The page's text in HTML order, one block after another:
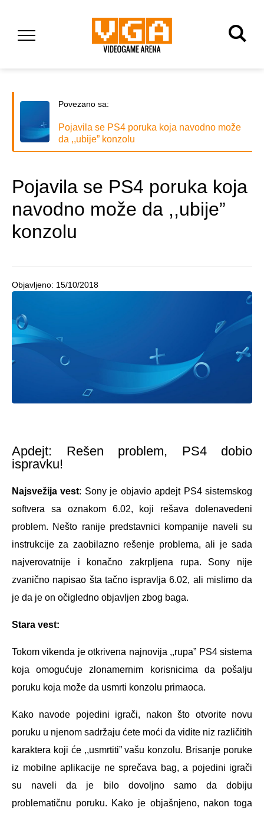
Povezano sa:
Pojavila se PS4 poruka koja navodno može
da ,,ubije” konzolu
Pojavila se PS4 poruka koja
navodno može da ,,ubije”
konzolu
Objavljeno: 15/10/2018
Apdejt: Rešen problem, PS4 dobio
ispravku!
Najsvežija vest: Sony je objavio apdejt PS4 sistemskog
softvera sa oznakom 6.02, koji rešava dolenavedeni
problem. Nešto ranije predstavnici kompanije naveli su
instrukcije za zaobilazno rešenje problema, ali je sada
najverovatnije i konačno zakrpljena rupa. Sony nije
zvanično napisao šta tačno ispravlja 6.02, ali mislimo da
je da je on očigledno objavljen zbog baga.
Stara vest:
Tokom vikenda je otkrivena najnovija ,,rupa” PS4 sistema
koja omogućuje zlonamernim korisnicima da pošalju
poruku koja može da usmrti konzolu primaoca.
Kako navode pojedini igrači, nakon što otvorite novu
poruku u njenom sadržaju ćete moći da vidite niz različitih
karaktera koji će ,,usmrtiti” vašu konzolu. Brisanje poruke
iz mobilne aplikacije ne sprečava bag, a pojedini igrači
su naveli da je bilo dovoljno samo da dobiju
problematičnu poruku. Kako je objašnjeno, nakon toga